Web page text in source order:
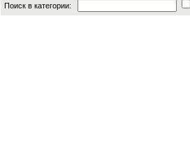
Поиск в категории: